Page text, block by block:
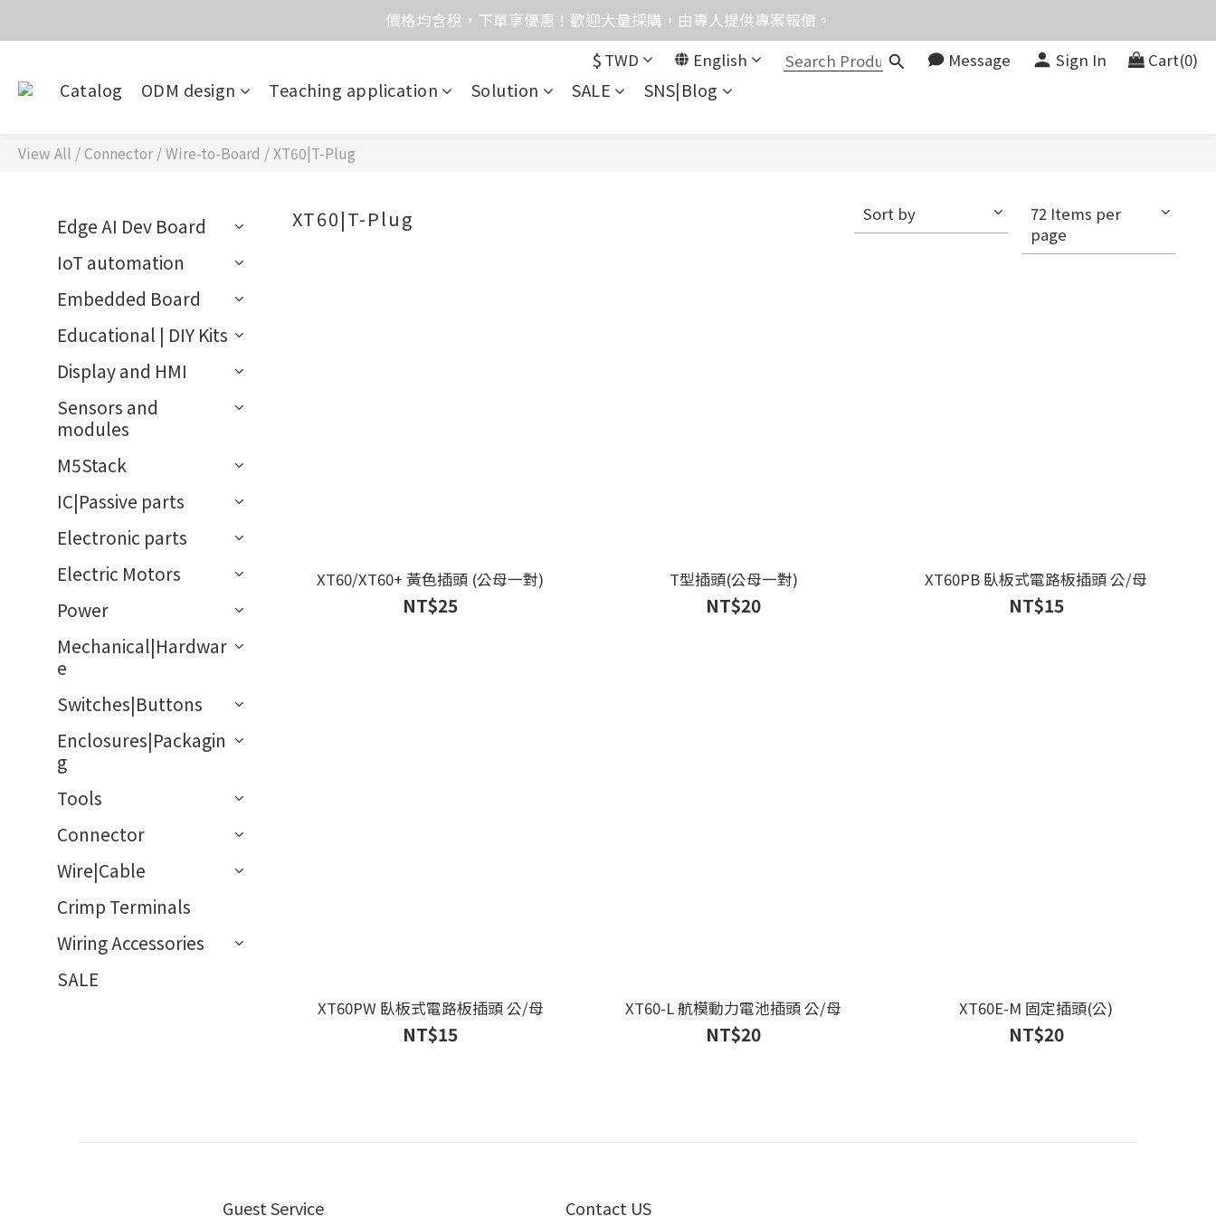
價格均含稅，下單享優惠！歡迎大量採購，由專人提供專案報價。
價格均含稅，下單享優惠！歡迎大量採購，由專人提供專案報價。
目前僅提供網路賣場服務，無實體店面，無自取服務。
目前電話系統異常，暫時無法正常接聽來電，請改播0989250580或是0962083580
$ TWD English Message Sign In Cart(0)
Catalog ODM design Teaching application Solution SALE SNS|Blog
View All /Connector /Wire-to-Board / XT60|T-Plug
Edge AI Dev Board
IoT automation
Embedded Board
Educational | DIY Kits
Display and HMI
Sensors and
modules
M5Stack
IC|Passive parts
Electronic parts
Electric Motors
Power
Mechanical|Hardwar
e
Switches|Buttons
Enclosures|Packagin
g
Tools
Connector
Wire|Cable
Crimp Terminals
Wiring Accessories
SALE
XT60|T-Plug Sort by
72 Items per
page
XT60/XT60+ 黃色插頭 (公母一對)
NT$25
T型插頭(公母一對)
NT$20
XT60PB 臥板式電路板插頭 公/母
NT$15
XT60PW 臥板式電路板插頭 公/母
NT$15
XT60-L 航模動力電池插頭 公/母
NT$20
XT60E-M 固定插頭(公)
NT$20
Guest Service Contact US